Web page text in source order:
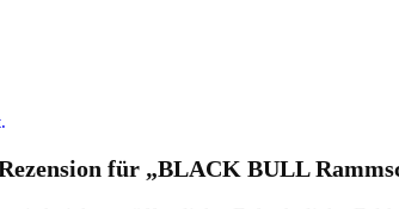
für „BLACK BULL